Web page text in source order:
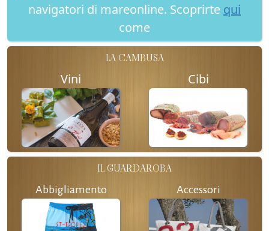
navigatori di mareonline. Scoprirte qui
come
LA CAMBUSA
Vini Cibi
IL GUARDAROBA
Abbigliamento Accessori